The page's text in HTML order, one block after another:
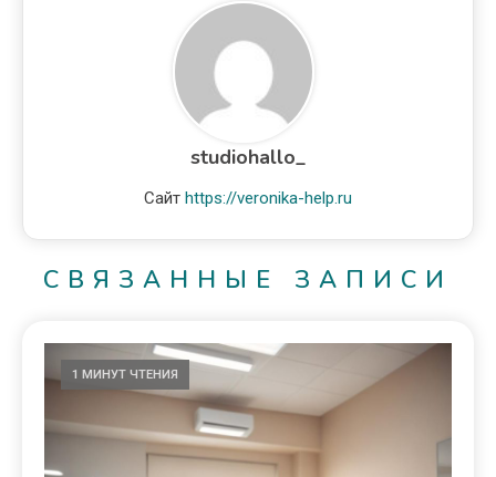
studiohallo_
Сайт https://veronika-help.ru
СВЯЗАННЫЕ ЗАПИСИ
1 МИНУТ ЧТЕНИЯ